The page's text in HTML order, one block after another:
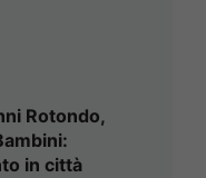
Rotondo,
in città